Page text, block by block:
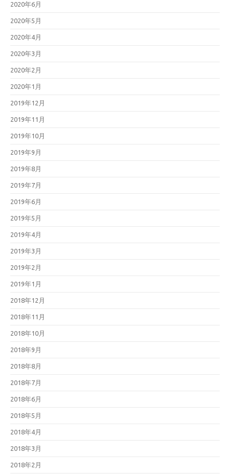
2020年6月
2020年5月
2020年4月
2020年3月
2020年2月
2020年1月
2019年12月
2019年11月
2019年10月
2019年9月
2019年8月
2019年7月
2019年6月
2019年5月
2019年4月
2019年3月
2019年2月
2019年1月
2018年12月
2018年11月
2018年10月
2018年9月
2018年8月
2018年7月
2018年6月
2018年5月
2018年4月
2018年3月
2018年2月